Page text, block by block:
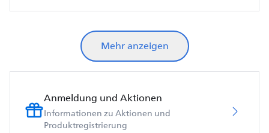
Mehr anzeigen
Anmeldung und Aktionen
Informationen zu Aktionen und
Produktregistrierung